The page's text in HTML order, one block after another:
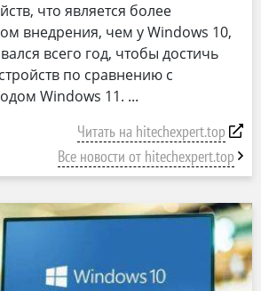
что является более
внедрения, чем у Windows 10,
всего год, чтобы достичь
по сравнению с
Windows 11.
Читать на hitechexpert.top
Все новости от hitechexpert.top